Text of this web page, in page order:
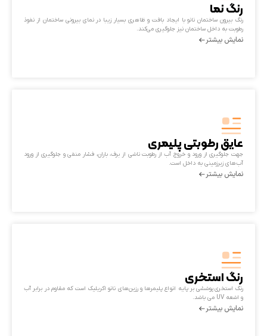
رنگ نما
رنگ بیرون ساختمان نانو با ایجاد بافت و ظاهری بسیار زیبا در نمای بیرونی ساختمان از نفوذ
رطوبت به داخل ساختمان نیز جلوگیری می‌کند.
نمایش بیشتر
عایق رطوبتی پلیمری
جهت جلوگیری از ورود و خروج آب از رطوبت ناشی از برف، باران، فشار منفی و جلوگیری از ورود
آب‌های زیرزمینی به داخل است.
نمایش بیشتر
رنگ استخری
رنگ استخری پوششی بر پایه انواع پلیمرها و رزین‌های نانو اکریلیک است که مقاوم در برابر آب
و اشعه UV می باشد.
نمایش بیشتر